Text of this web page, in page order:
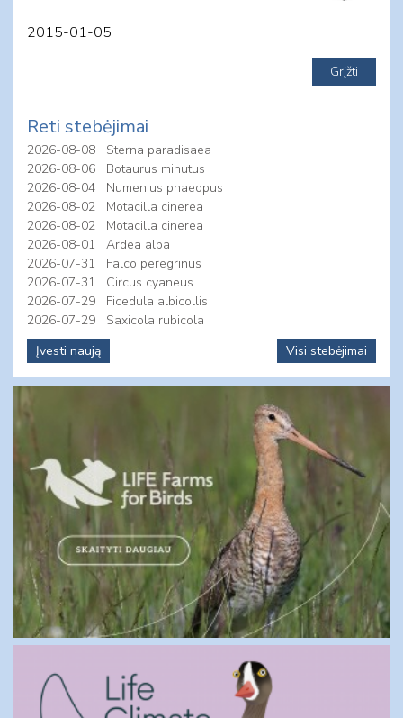
2015-01-05
Reti stebėjimai
2026-08-08
Sterna paradisaea
2026-08-06
Botaurus minutus
2026-08-04
Numenius phaeopus
2026-08-02
Motacilla cinerea
2026-08-02
Motacilla cinerea
2026-08-01
Ardea alba
2026-07-31
Falco peregrinus
2026-07-31
Circus cyaneus
2026-07-29
Ficedula albicollis
2026-07-29
Saxicola rubicola
Įvesti naują
Visi stebėjimai